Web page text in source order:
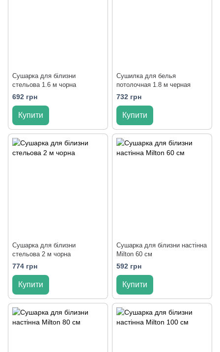
Сушарка для білизни
стельова 1.6 м чорна
692 грн
Купити
Сушилка для белья
потолочная 1.8 м черная
732 грн
Купити
Сушарка для білизни
стельова 2 м чорна
774 грн
Купити
Сушарка для білизни настінна
Milton 60 см
592 грн
Купити